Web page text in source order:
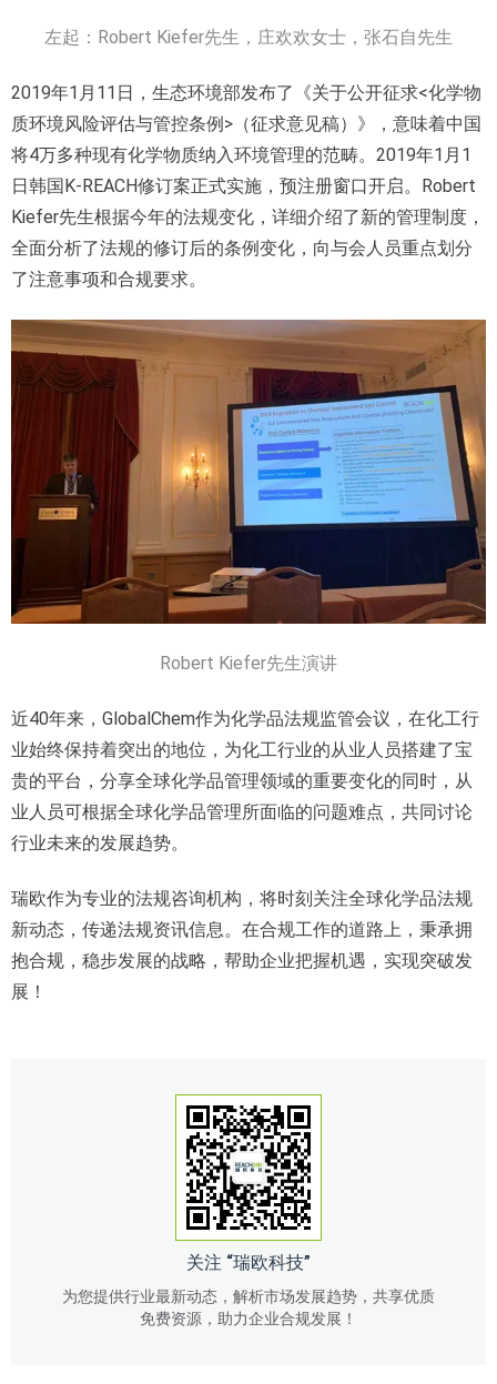
左起：Robert Kiefer先生，庄欢欢女士，张石自先生
2019年1月11日，生态环境部发布了《关于公开征求<化学物
质环境风险评估与管控条例>（征求意见稿）》，意味着中国
将4万多种现有化学物质纳入环境管理的范畴。2019年1月1
日韩国K-REACH修订案正式实施，预注册窗口开启。Robert
Kiefer先生根据今年的法规变化，详细介绍了新的管理制度，
全面分析了法规的修订后的条例变化，向与会人员重点划分
了注意事项和合规要求。
Robert Kiefer先生演讲
近40年来，GlobalChem作为化学品法规监管会议，在化工行
业始终保持着突出的地位，为化工行业的从业人员搭建了宝
贵的平台，分享全球化学品管理领域的重要变化的同时，从
业人员可根据全球化学品管理所面临的问题难点，共同讨论
行业未来的发展趋势。
瑞欧作为专业的法规咨询机构，将时刻关注全球化学品法规
新动态，传递法规资讯信息。在合规工作的道路上，秉承拥
抱合规，稳步发展的战略，帮助企业把握机遇，实现突破发
展！
关注 “瑞欧科技”
为您提供行业最新动态，解析市场发展趋势，共享优质
免费资源，助力企业合规发展！